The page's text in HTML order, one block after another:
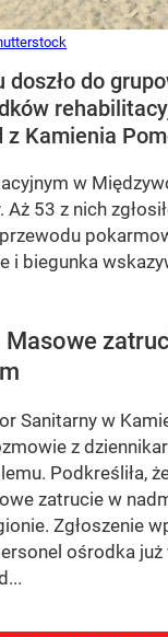
do
z Kamienia
w
Aż 53 z nich
i biegunka
Sanitarny w
z
Podkreśliła,
zatrucie w
Zgłoszenie
ośrodka już